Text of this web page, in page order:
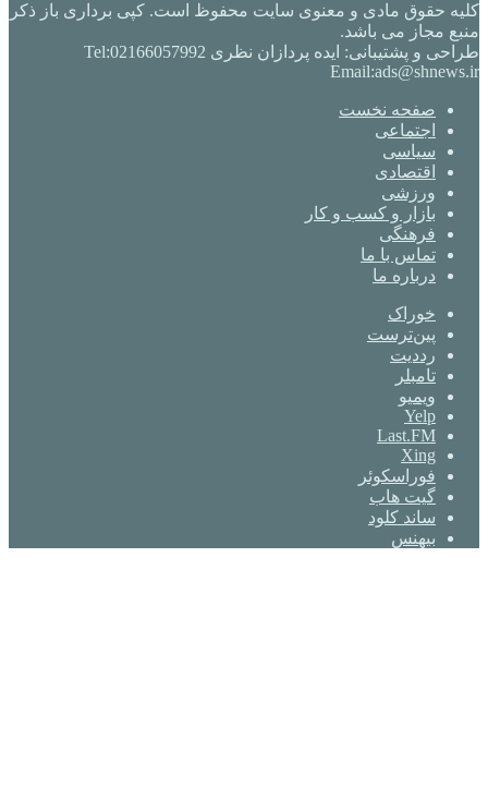
کلیه حقوق مادی و معنوی سایت محفوظ است. کپی برداری باز ذکر
منبع مجاز می باشد.
طراحی و پشتیبانی: ایده پردازان نظری Tel:02166057992
Email:ads@shnews.ir
صفحه نخست
اجتماعی
سیاسی
اقتصادی
ورزشی
بازار و کسب و کار
فرهنگی
تماس با ما
درباره ما
خوراک
‫پین‌ترست
‫رددیت
‫تامبلر
ویمیو
Yelp
Last.FM
Xing
فوراسکوئر
گیت ‌هاب
ساند کلود
بیهنس